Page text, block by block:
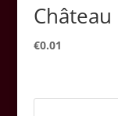
€0.01